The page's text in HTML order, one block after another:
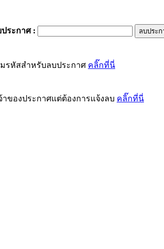
ระกาศ:
รหัสสำหรับลบประกาศ คลิ๊กที่นี่
าของประกาศแต่ต้องการแจ้งลบ คลิ๊กที่นี่